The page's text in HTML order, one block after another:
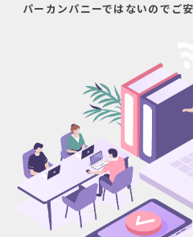
パーカンパニーではないのでご